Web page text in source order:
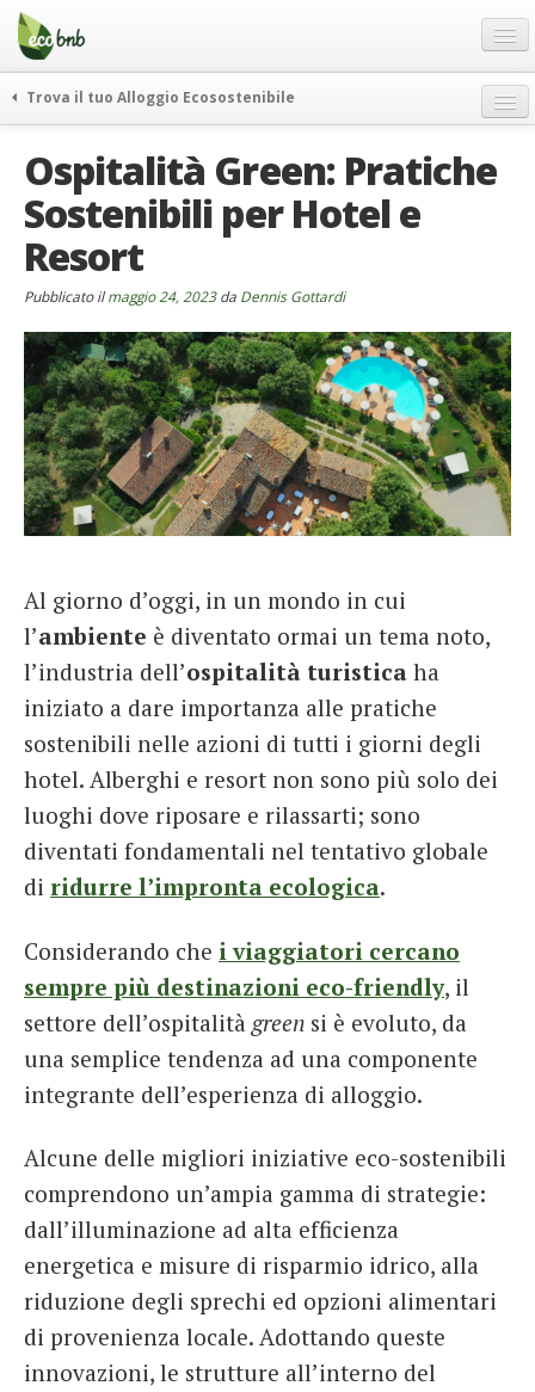
Menu
Salta
contenuto
Offerte Speciali
Regali
FAQ
Chi Siamo
Partner
Contatti
Italiano
German
English
Spanish
Italiano
Trova il tuo Alloggio Ecosostenibile
itinerari
curiosità
vivere e viaggiare verde
rassegna stampa
Ospitalità Green: Pratiche
Sostenibili per Hotel e
Resort
Pubblicato ilmaggio 24, 2023da Dennis Gottardi
Al giorno d’oggi, in un mondo in cui
l’ambiente è diventato ormai un tema noto,
l’industria dell’ospitalità turistica ha
iniziato a dare importanza alle pratiche
sostenibili nelle azioni di tutti i giorni degli
hotel. Alberghi e resort non sono più solo dei
luoghi dove riposare e rilassarti; sono
diventati fondamentali nel tentativo globale
di ridurre l’impronta ecologica.
Considerando che i viaggiatori cercano
sempre più destinazioni eco-friendly, il
settore dell’ospitalità green si è evoluto, da
una semplice tendenza ad una componente
integrante dell’esperienza di alloggio.
Alcune delle migliori iniziative eco-sostenibili
comprendono un’ampia gamma di strategie:
dall’illuminazione ad alta efficienza
energetica e misure di risparmio idrico, alla
riduzione degli sprechi ed opzioni alimentari
di provenienza locale. Adottando queste
innovazioni, le strutture all’interno del